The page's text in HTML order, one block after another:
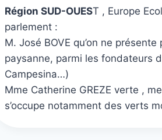
Région SUD-OUEST , Europe
parlement :
M. José BOVE qu’on ne présente
paysanne, parmi les fondateurs
Campesina…)
Mme Catherine GREZE verte ,
s’occupe notamment des verts